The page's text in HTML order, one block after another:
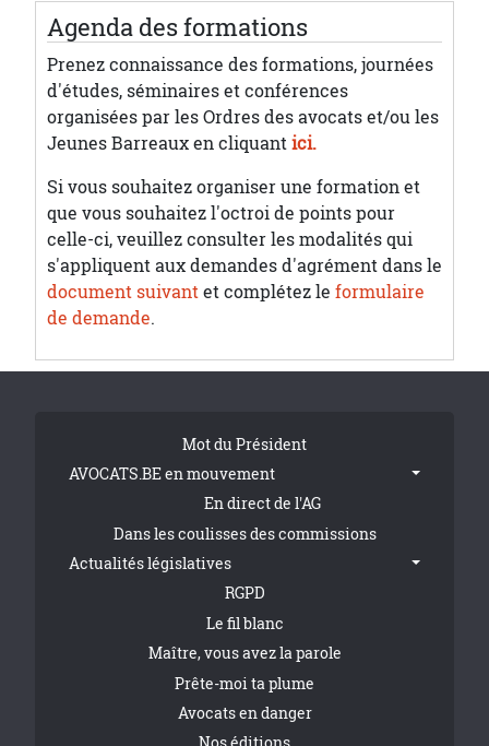
Agenda des formations
Prenez connaissance des formations, journées
d'études, séminaires et conférences
organisées par les Ordres des avocats et/ou les
Jeunes Barreaux en cliquantici.
Si vous souhaitez organiser une formation et
que vous souhaitez l'octroi de points pour
celle-ci, veuillez consulter les modalités qui
s'appliquent aux demandes d'agrément dans le
document suivantet complétez le formulaire
de demande.
Tribune FooterMot du Président
AVOCATS.BE en mouvement
En direct de l'AG
Dans les coulisses des commissions
Actualités législatives
RGPD
Le fil blanc
Maître, vous avez la parole
Prête-moi ta plume
Avocats en danger